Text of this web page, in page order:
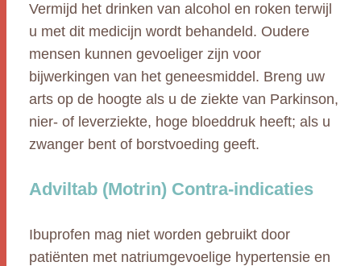
Vermijd het drinken van alcohol en roken terwijl
u met dit medicijn wordt behandeld. Oudere
mensen kunnen gevoeliger zijn voor
bijwerkingen van het geneesmiddel. Breng uw
arts op de hoogte als u de ziekte van Parkinson,
nier- of leverziekte, hoge bloeddruk heeft; als u
zwanger bent of borstvoeding geeft.
Adviltab (Motrin) Contra-indicaties
Ibuprofen mag niet worden gebruikt door
patiënten met natriumgevoelige hypertensie en